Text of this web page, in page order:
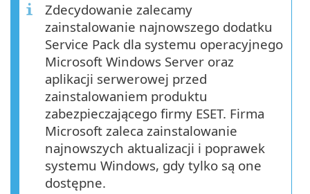
Zdecydowanie zalecamy
zainstalowanie najnowszego dodatku
Service Pack dla systemu operacyjnego
Microsoft Windows Server oraz
aplikacji serwerowej przed
zainstalowaniem produktu
zabezpieczającego firmy ESET. Firma
Microsoft zaleca zainstalowanie
najnowszych aktualizacji i poprawek
systemu Windows, gdy tylko są one
dostępne.